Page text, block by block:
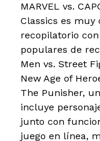
MARVEL vs.
Classics es
recopilatorio
populares de
Men vs. Street
New Age of
The Punisher,
incluye
junto con
juego en línea,